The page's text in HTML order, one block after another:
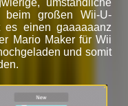
umständliche
beim großen Wii-U-
es einen gaaaaaanz
Mario Maker für Wii
und somit